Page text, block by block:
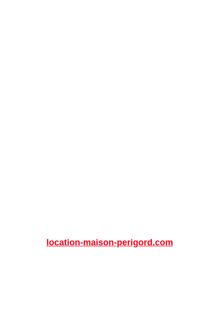
location-maison-perigord.com